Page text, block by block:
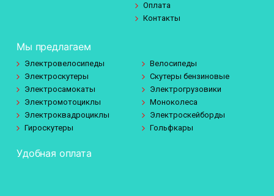
Оплата
Контакты
Мы предлагаем
Электровелосипеды
Велосипеды
Электроскутеры
Скутеры бензиновые
Электросамокаты
Электрогрузовики
Электромотоциклы
Моноколеса
Электроквадроциклы
Электроскейборды
Гироскутеры
Гольфкары
Удобная оплата